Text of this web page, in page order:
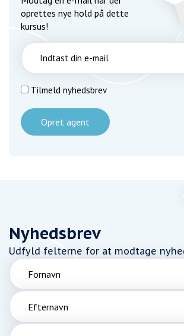
oprettes nye hold på dette
kursus!
Tilmeld nyhedsbrev
Opret agent
Nyhedsbrev
Udfyld felterne for at modtage
Fornavn
Efternavn
Email